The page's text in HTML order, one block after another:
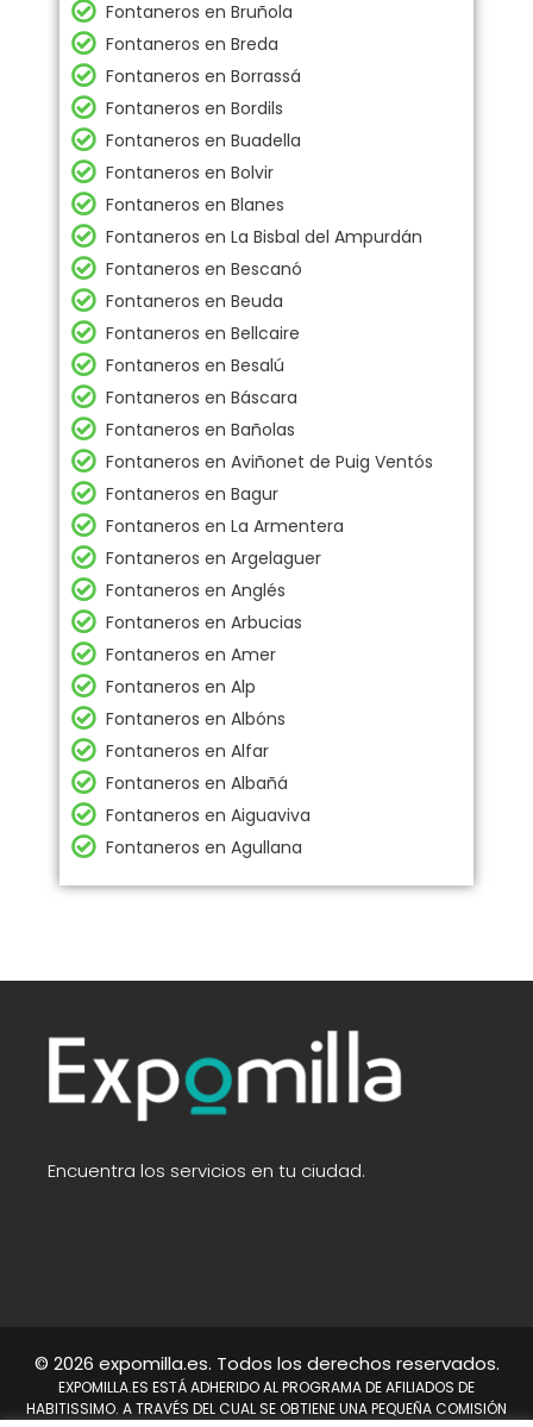
Fontaneros en Bruñola
Fontaneros en Breda
Fontaneros en Borrassá
Fontaneros en Bordils
Fontaneros en Buadella
Fontaneros en Bolvir
Fontaneros en Blanes
Fontaneros en La Bisbal del Ampurdán
Fontaneros en Bescanó
Fontaneros en Beuda
Fontaneros en Bellcaire
Fontaneros en Besalú
Fontaneros en Báscara
Fontaneros en Bañolas
Fontaneros en Aviñonet de Puig Ventós
Fontaneros en Bagur
Fontaneros en La Armentera
Fontaneros en Argelaguer
Fontaneros en Anglés
Fontaneros en Arbucias
Fontaneros en Amer
Fontaneros en Alp
Fontaneros en Albóns
Fontaneros en Alfar
Fontaneros en Albañá
Fontaneros en Aiguaviva
Fontaneros en Agullana
Encuentra los servicios en tu ciudad.
© 2026 expomilla.es. Todos los derechos reservados.
EXPOMILLA.ES ESTÁ ADHERIDO AL PROGRAMA DE AFILIADOS DE
HABITISSIMO. A TRAVÉS DEL CUAL SE OBTIENE UNA PEQUEÑA COMISIÓN